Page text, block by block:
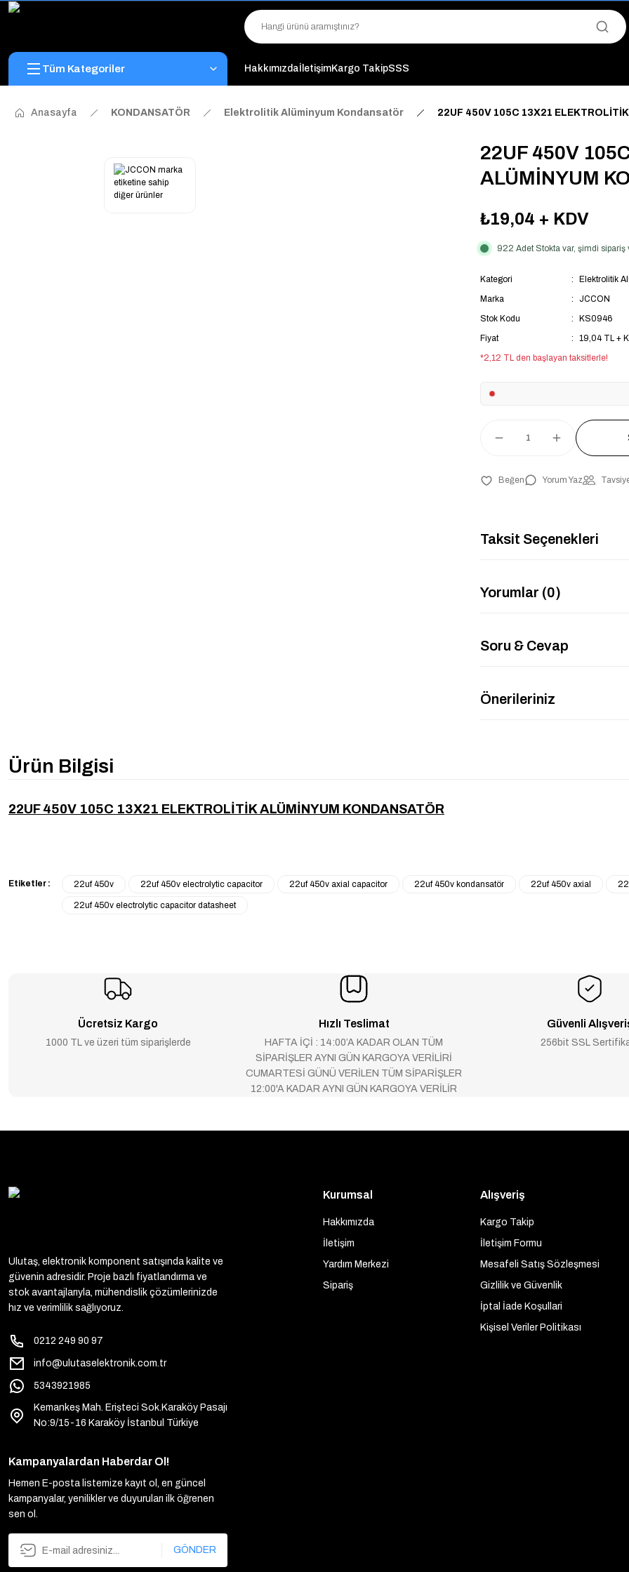
"Saat 14:00'a Kadar Verilen Siparişlerde Aynı Gün Kargo Avantajı!
"Binlerce Ürün Çeşitliliği ile Stoktan Hemen Teslim."
Tüm Kategoriler HakkımızdaİletişimKargo TakipSSS
Anasayfa KONDANSATÖR Elektrolitik Alüminyum Kondansatör 22UF 450V 105C 13X21
22UF 450V
ALÜMİNYUM
₺19,04 + KDV
922 Adet Stokta var, şimdi
Kategori
Elektrolitik
Marka
JCCON
Stok Kodu
KS0946
Fiyat
19,04 TL +
*2,12 TL den başlayan taksitlerle!
Yorum Yaz
Taksit Seçenekleri
Yorumlar (0)
Soru & Cevap
Önerileriniz
Ürün Bilgisi
22UF 450V 105C 13X21 ELEKTROLİTİK ALÜMİNYUM KONDANSATÖR
Etiketler : 22uf 450v 22uf 450v electrolytic capacitor 22uf 450v axial capacitor 22uf 450v kondansatör 22uf 450v axial
22uf 450v electrolytic capacitor datasheet
Ücretsiz Kargo
1000 TL ve üzeri tüm siparişlerde
Hızlı Teslimat
HAFTA İÇİ : 14:00’A KADAR OLAN TÜM
SİPARİŞLER AYNI GÜN KARGOYA VERİLİRİ
CUMARTESİ GÜNÜ VERİLEN TÜM SİPARİŞLER
12:00'A KADAR AYNI GÜN KARGOYA VERİLİR
Güvenli
256bit SSL
Ulutaş, elektronik komponent satışında kalite ve
güvenin adresidir. Proje bazlı fiyatlandırma ve
stok avantajlarıyla, mühendislik çözümlerinizde
hız ve verimlilik sağlıyoruz.
0212 249 90 97
info@ulutaselektronik.com.tr
5343921985
Kemankeş Mah. Erişteci Sok.Karaköy Pasajı
No:9/15-16 Karaköy İstanbul Türkiye
Kurumsal
Hakkımızda
İletişim
Yardım Merkezi
Sipariş
Alışveriş
Kargo Takip
İletişim Formu
Mesafeli Satış Sözleşmesi
Gizlilik ve Güvenlik
İptal İade Koşullari
Kişisel Veriler Politikası
Kampanyalardan Haberdar Ol!
Hemen E-posta listemize kayıt ol, en güncel
kampanyalar, yenilikler ve duyuruları ilk öğrenen
sen ol.
GÖNDER